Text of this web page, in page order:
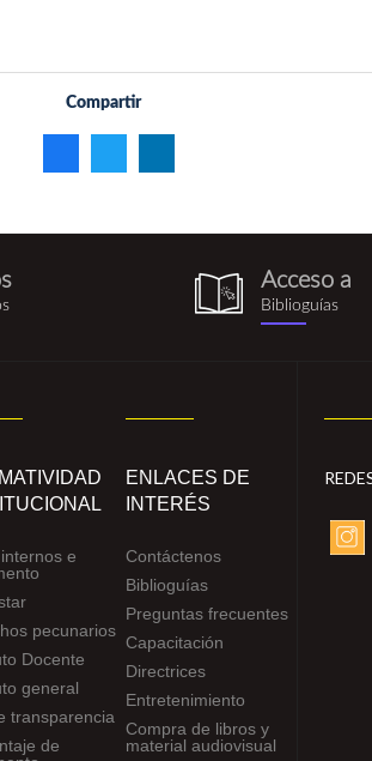
Compartir
biblioguia.png
Acceso a
Biblioguías
e
pecunarios
Docente
general
transparencia
de
ENLACES DE
INTERÉS
Contáctenos
Biblioguías
Preguntas frecuentes
Capacitación
Directrices
Entretenimiento
Compra de libros y
material audiovisual